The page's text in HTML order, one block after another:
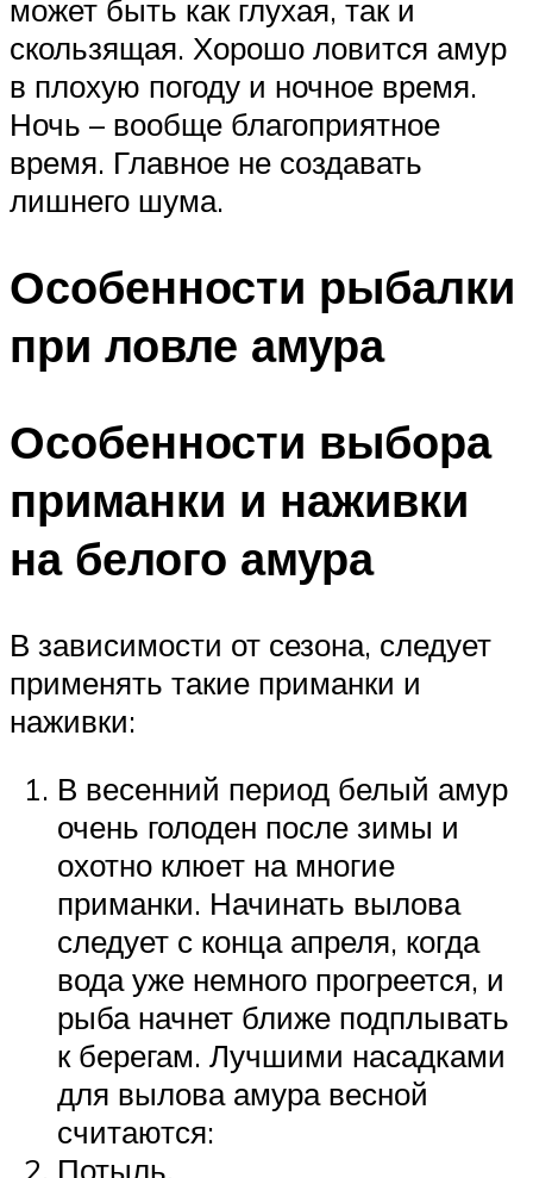
может быть как глухая, так и
скользящая. Хорошо ловится амур
в плохую погоду и ночное время.
Ночь – вообще благоприятное
время. Главное не создавать
лишнего шума.
Особенности рыбалки
при ловле амура
Особенности выбора
приманки и наживки
на белого амура
В зависимости от сезона, следует
применять такие приманки и
наживки:
В весенний период белый амур
очень голоден после зимы и
охотно клюет на многие
приманки. Начинать вылова
следует с конца апреля, когда
вода уже немного прогреется, и
рыба начнет ближе подплывать
к берегам. Лучшими насадками
для вылова амура весной
считаются:
Потыль.